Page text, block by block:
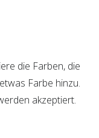
die Farben, die
Farbe hinzu.
akzeptiert.